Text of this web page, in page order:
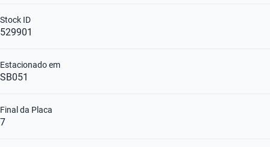
529901
Stock ID
SB051
Estacionado em
7
Final da Placa